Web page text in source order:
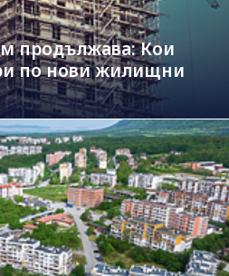
продължава: Кои
по нови жилищни